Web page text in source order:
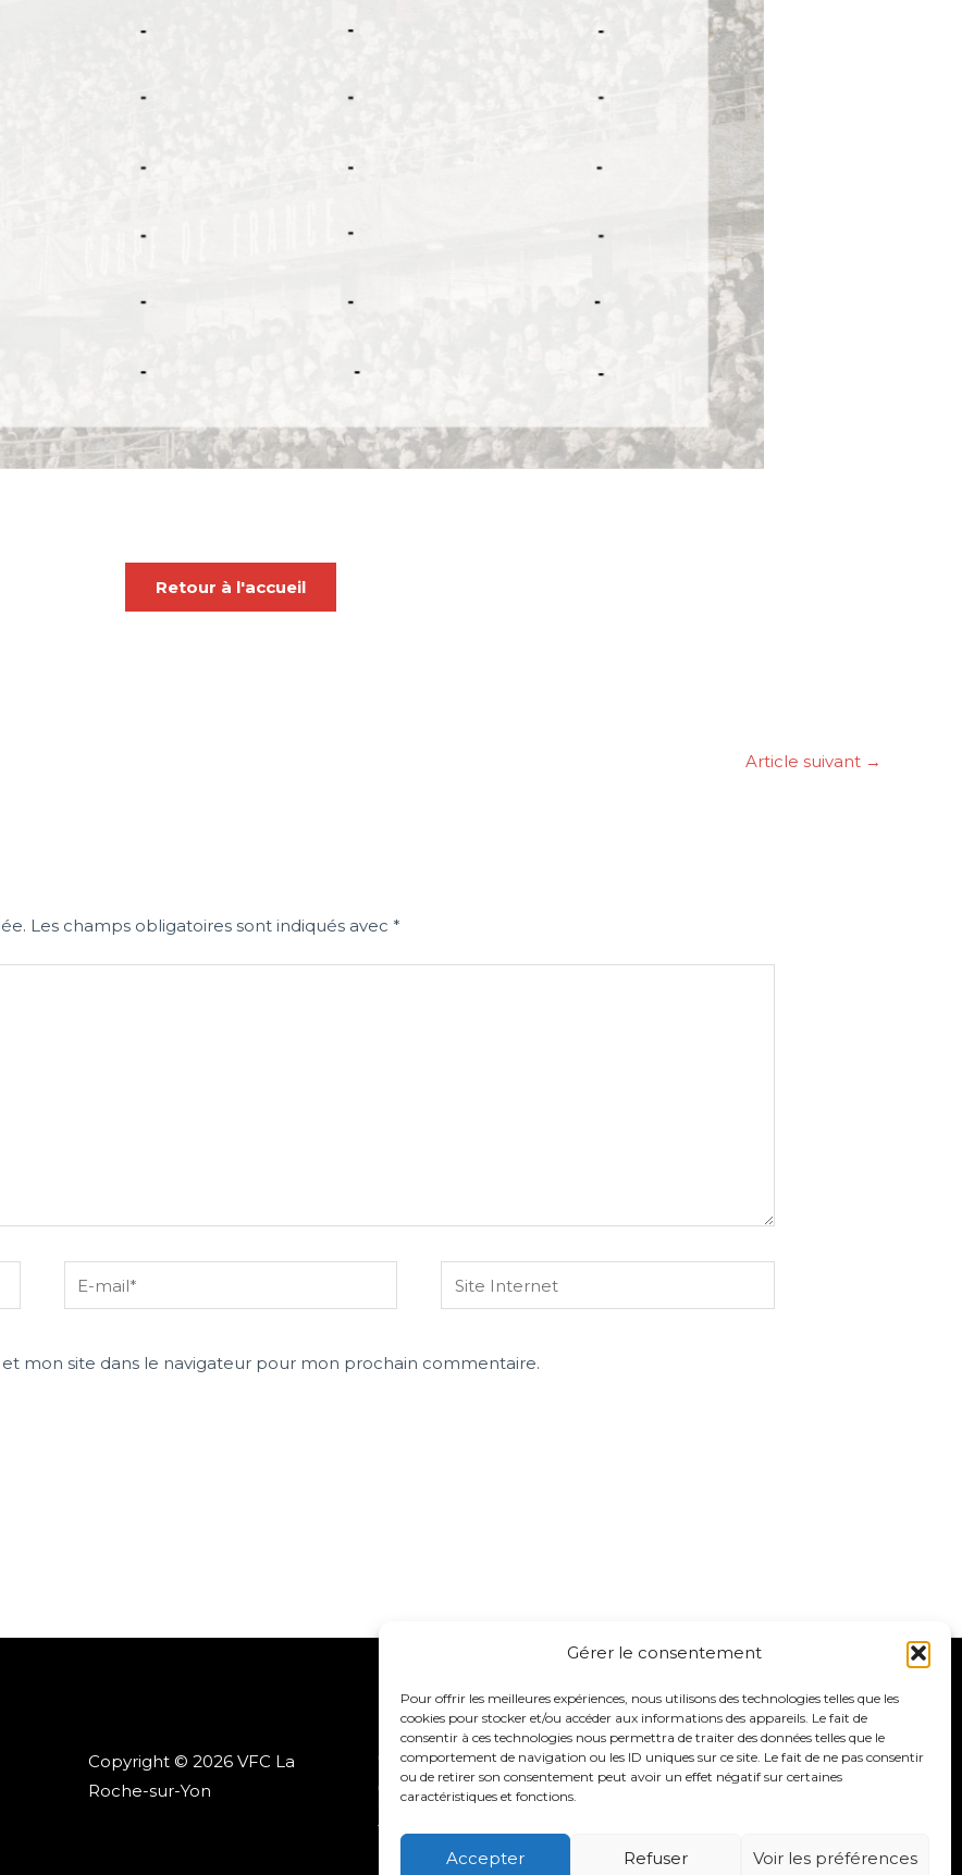
Gérer le consentement
Pour offrir les meilleures expériences, nous utilisons des technologies telles que les
cookies pour stocker et/ou accéder aux informations des appareils. Le fait de
consentir à ces technologies nous permettra de traiter des données telles que le
comportement de navigation ou les ID uniques sur ce site. Le fait de ne pas consentir
ou de retirer son consentement peut avoir un effet négatif sur certaines
caractéristiques et fonctions.
Accepter Refuser Voir les préférences
Retour à l'accueil
Article suivant →
Les champs obligatoires sont indiqués avec*
E-
mail*
Site
Internet
mon site dans le navigateur pour mon prochain commentaire.
Copyright © 2026 VFC La
Roche-sur-Yon